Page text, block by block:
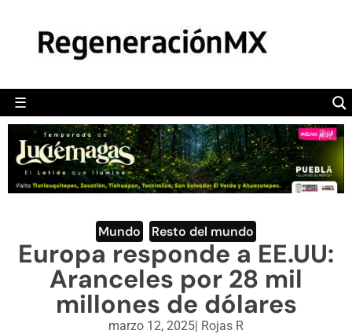
☰
POLÍTICA
CAMALEÓN
OPINIÓN
DEPORTES
ENGLISH SECTION
VIDEOS
Mundo Resto del mundo
Europa responde a EE.UU:
Aranceles por 28 mil
millones de dólares
marzo 12, 2025| Rojas R